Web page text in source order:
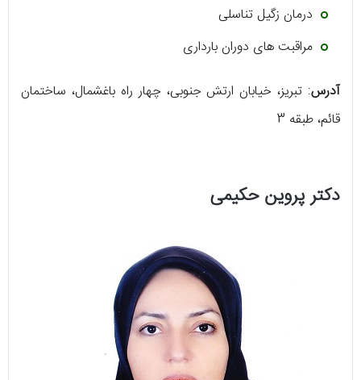
درمان زگیل تناسلی
مراقبت های دوران بارداری
آدرس: تبریز، خیابان ارتش جنوبی، چهار راه باغشمال، ساختمان
قائم، طبقه 3
دکتر پروین حکیمی